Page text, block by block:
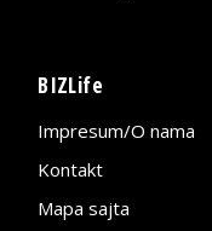
BIZLife
Impresum/O nama
Kontakt
Mapa sajta